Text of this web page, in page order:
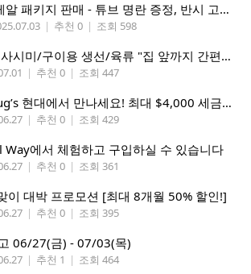
[시애틀폴락] 성게알 패키지 판매 - 튜브 명란 증정, 반시 고구마 증정
| 추천 0 | 조회 598
시애틀 프리미엄 사시미/구이용 생선/육류 "집 앞까지 간편하게" – 영오션닷컴
| 추천 0 | 조회 447
중고 테슬라, Doug’s 현대에서 만나세요! 최대 $4,000 세금 혜택까지!
| 추천 0 | 조회 429
Way에서 체험하고 구입하실 수 있습니다
| 추천 0 | 조회 361
이 대박 프로모션 [최대 8개월 50% 할인!]
| 추천 0 | 조회 395
06/27(금) - 07/03(목)
| 추천 1 | 조회 464